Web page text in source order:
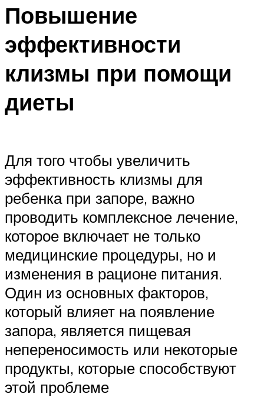
Повышение
эффективности
клизмы при помощи
диеты
Для того чтобы увеличить
эффективность клизмы для
ребенка при запоре, важно
проводить комплексное лечение,
которое включает не только
медицинские процедуры, но и
изменения в рационе питания.
Один из основных факторов,
который влияет на появление
запора, является пищевая
непереносимость или некоторые
продукты, которые способствуют
этой проблеме